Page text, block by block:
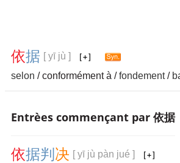
依据 [ yī jù ]
selon / conformément à /fondement/
Entrèes commençant par 依据
依据判 决 [ yī jù pàn jué ]